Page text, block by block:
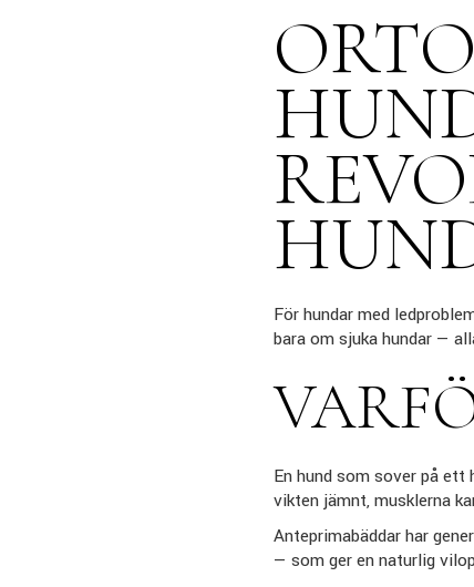
För hundar med
bara om sjuka hundar —
En hund som sover på
vikten jämnt, musklerna
Anteprimabäddar har
— som ger en naturlig